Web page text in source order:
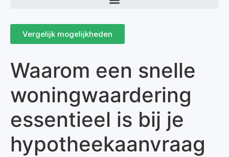
Vergelijk mogelijkheden
Waarom een snelle
woningwaardering
essentieel is bij je
hypotheekaanvraag